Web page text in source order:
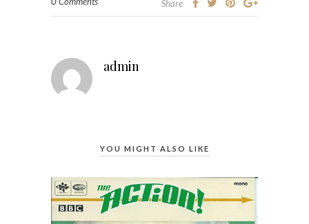
Share
admin
YOU MIGHT ALSO LIKE